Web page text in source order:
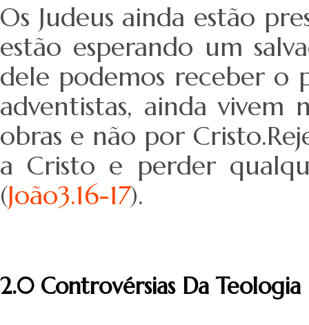
Os Judeus ainda estão
estão esperando um
dele podemos receber o
adventistas, ainda vivem
obras e não por
a Cristo e perder
(João3.16-17).
2.0 Controvérsias Da Teologia